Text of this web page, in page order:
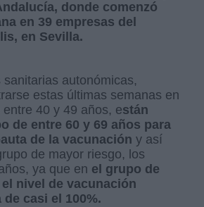
donde comenzó
en 39 empresas del
en Sevilla.
autonómicas,
estas últimas semanas en
entre 40 y 49 años, están
de entre 60 y 69 años para
de la vacunación y así
de mayor riesgo, los
ya que en el grupo de
nivel de vacunación
casi el 100%.